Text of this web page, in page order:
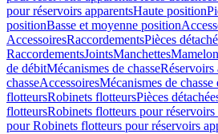
pour réservoirs apparentsHaute position
positionBasse et moyenne position
AccessoiresRaccordementsPièces
RaccordementsJointsManchettes
de débitMécanismes de chasseRéservoirs
chasseAccessoiresMécanismes de chasse
flotteursRobinets flotteursPièces
flotteursRobinets flotteurs pour réservoirs
pour Robinets flotteurs pour réservoirs